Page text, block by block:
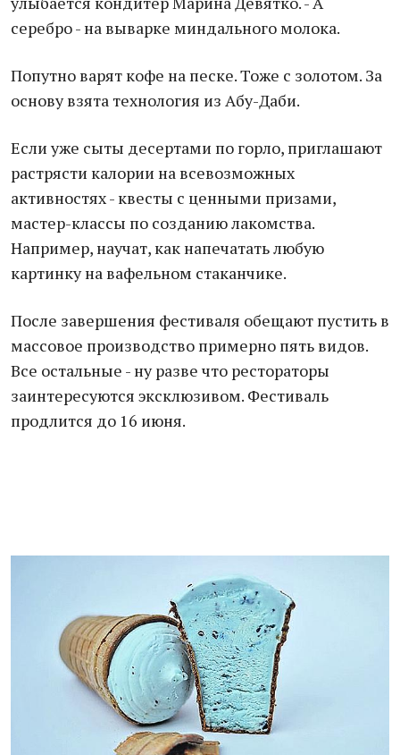
серебро - на выварке миндального молока.
Попутно варят кофе на песке. Тоже с золотом. За
основу взята технология из Абу-Даби.
Если уже сыты десертами по горло, приглашают
растрясти калории на всевозможных
активностях - квесты с ценными призами,
мастер-классы по созданию лакомства.
Например, научат, как напечатать любую
картинку на вафельном стаканчике.
После завершения фестиваля обещают пустить в
массовое производство примерно пять видов.
Все остальные - ну разве что рестораторы
заинтересуются эксклюзивом. Фестиваль
продлится до 16 июня.